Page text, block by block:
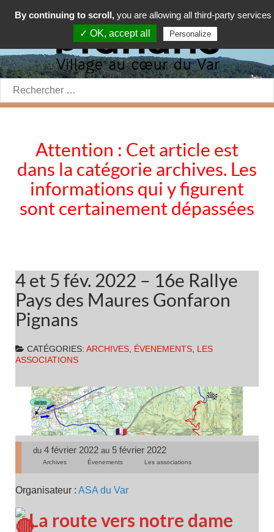
Rechercher:
Attention : Cet article est
dans la catégorie archives. Les
informations qui y figurent
sont certainement dépassées
4 et 5 fév. 2022 – 16e Rallye
Pays des Maures Gonfaron
Pignans
CATÉGORIES: ARCHIVES, ÉVENEMENTS, LES
ASSOCIATIONS
du 4 février 2022 au 5 février 2022
Archives Évenements Les associations
Organisateur : ASA du Var
La route vers notre dame
By continuing to scroll, you are allowing all third-party services
✓ OK, accept all
Personalize